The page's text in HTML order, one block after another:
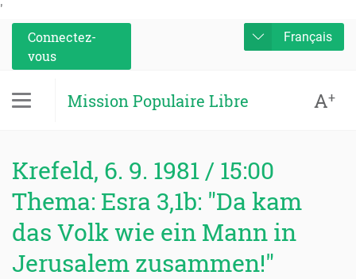
'
Connectez-
vous
Français
Mission Populaire Libre A+
Krefeld, 6. 9. 1981 / 15:00
Thema: Esra 3,1b: "Da kam
das Volk wie ein Mann in
Jerusalem zusammen!"